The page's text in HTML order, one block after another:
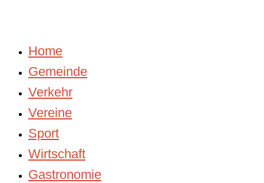
Home
Gemeinde
Verkehr
Vereine
Sport
Wirtschaft
Gastronomie